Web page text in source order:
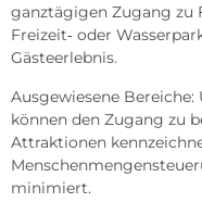
ganztägigen Zugang zu
Freizeit‑ oder
Gästeerlebnis.
Ausgewiesene
können den Zugang zu
Attraktionen
minimiert.